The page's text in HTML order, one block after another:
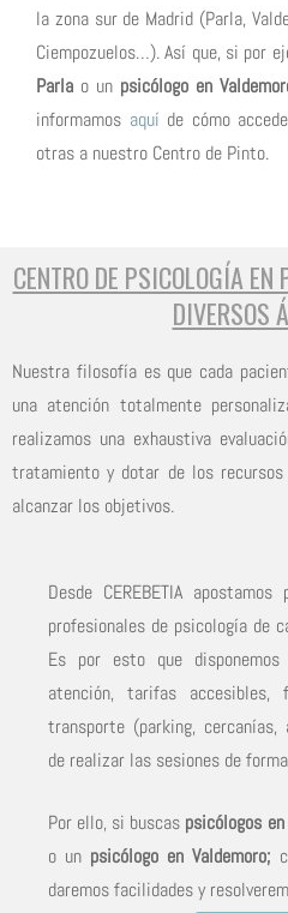
la zona sur de Madrid (Parla,
Ciempozuelos…). Así que, si por
Parla o un psicólogo en
informamos aquí de cómo
otras a nuestro Centro de Pinto.
CENTRO DE PSICOLOGÍA
DIVERSOS
Nuestra filosofía es que cada
una atención totalmente
realizamos una exhaustiva
tratamiento y dotar de los
alcanzar los objetivos.
Desde CEREBETIA
profesionales de psicología de
Es por esto que
atención, tarifas accesibles,
transporte (parking,
de realizar las sesiones de
Por ello, si buscas psicólogos
o un psicólogo en Valdemoro;
daremos facilidades y